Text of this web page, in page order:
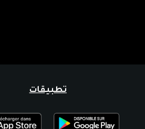
تطبيقات